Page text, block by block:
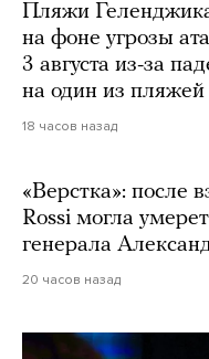
Пляжи
на фоне угрозы
3 августа из-за
на один из пляжей
18 часов назад
«Верстка»: после
Rossi могла
генерала
20 часов назад